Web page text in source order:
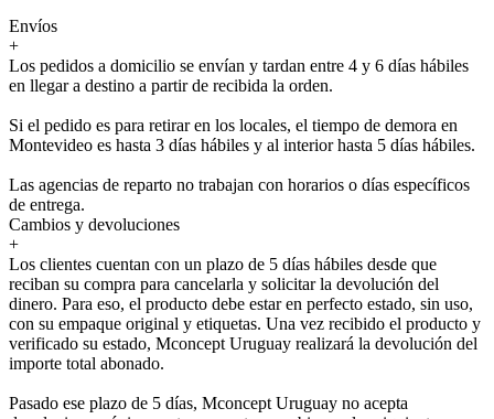
Envíos
+
Los pedidos a domicilio se envían y tardan entre 4 y 6 días hábiles
en llegar a destino a partir de recibida la orden.
Si el pedido es para retirar en los locales, el tiempo de demora en
Montevideo es hasta 3 días hábiles y al interior hasta 5 días hábiles.
Las agencias de reparto no trabajan con horarios o días específicos
de entrega.
Cambios y devoluciones
+
Los clientes cuentan con un plazo de 5 días hábiles desde que
reciban su compra para cancelarla y solicitar la devolución del
dinero. Para eso, el producto debe estar en perfecto estado, sin uso,
con su empaque original y etiquetas. Una vez recibido el producto y
verificado su estado, Mconcept Uruguay realizará la devolución del
importe total abonado.
Pasado ese plazo de 5 días, Mconcept Uruguay no acepta